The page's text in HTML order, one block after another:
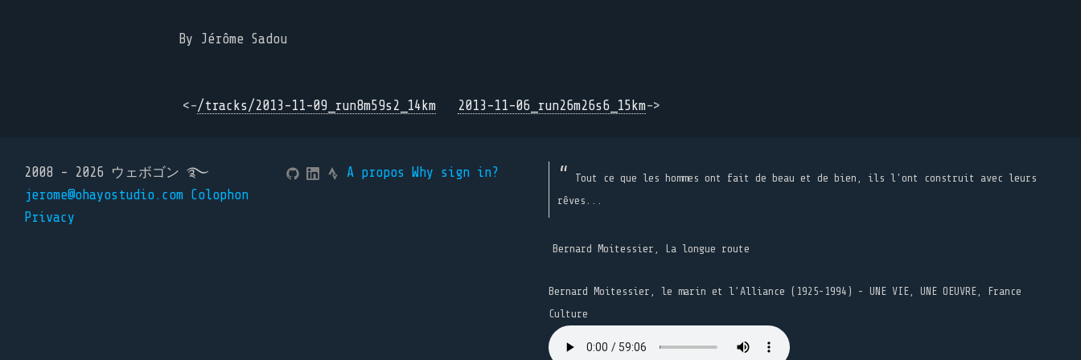
By Jérôme Sadou
<-/tracks/2013-11-09_run8m59s2_14km 2013-11-06_run26m26s6_15km->
2008 - 2026 ウェボゴン ࿐
jerome@ohayostudio.com Colophon
Privacy
A propos Why sign in?
Tout ce que les hommes ont fait de beau et de bien, ils l'ont construit avec leurs
rêves...
Bernard Moitessier, La longue route
Bernard Moitessier, le marin et l’Alliance (1925-1994) - UNE VIE, UNE OEUVRE, France
Culture